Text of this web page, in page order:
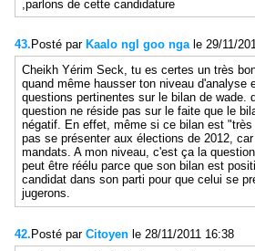
,parlons de cette candidature
43. Posté par Kaalo ngl goo nga le 29/11/
Cheikh Yérim Seck, tu es certes un très
quand même hausser ton niveau d'analyse
questions pertinentes sur le bilan de wade.
question ne réside pas sur le faite que le
négatif. En effet, même si ce bilan est
pas se présenter aux élections de 2012,
mandats. A mon niveau, c'est ça la
peut être réélu parce que son bilan est
candidat dans son parti pour que celui se
jugerons.
42. Posté par Citoyen le 28/11/2011 16:38